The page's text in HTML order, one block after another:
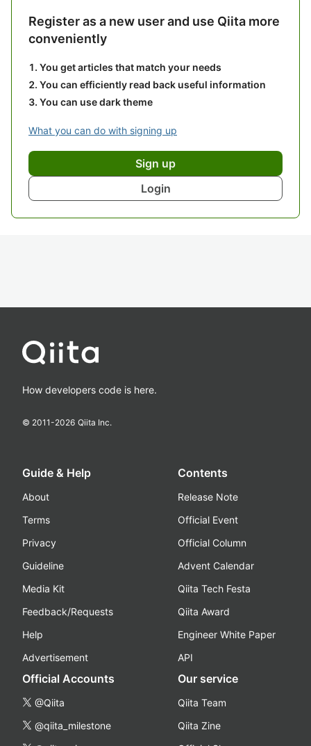
Register as a new user and use Qiita more
conveniently
You get articles that match your needs
You can efficiently read back useful information
You can use dark theme
What you can do with signing up
Sign up
Login
How developers code is here.
© 2011-2026 Qiita Inc.
Guide & Help
About
Terms
Privacy
Guideline
Media Kit
Feedback/Requests
Help
Advertisement
Contents
Release Note
Official Event
Official Column
Advent Calendar
Qiita Tech Festa
Qiita Award
Engineer White Paper
API
Official Accounts
@Qiita
@qiita_milestone
Our service
Qiita Team
Qiita Zine